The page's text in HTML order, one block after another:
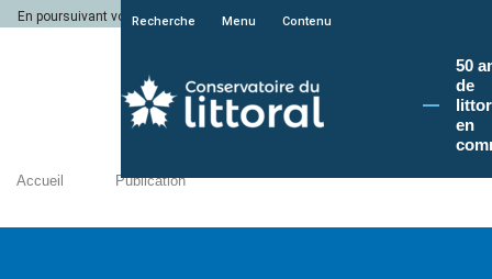
En poursuivant votre navigation sur le site du Conservatoire du littoral, vous
Recherche Menu Contenu
50
de
en
Accueil Publication